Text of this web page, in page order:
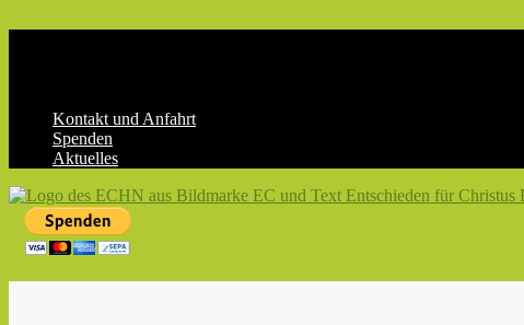
Kontakt und Anfahrt
Spenden
Aktuelles
ECHN
EC-